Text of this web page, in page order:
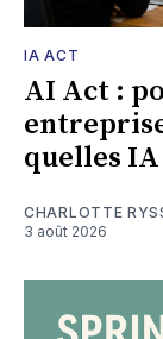
IA ACT
AI Act :
quelles
CHARLOTTE
3 août 2026